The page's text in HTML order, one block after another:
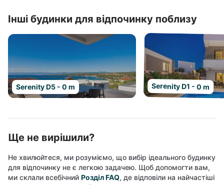
Інші будинки для відпочинку поблизу
Serenity D5 - 0 m Serenity D1 - 0 m
Ще не вирішили?
Не хвилюйтеся, ми розуміємо, що вибір ідеального будинку
для відпочинку не є легкою задачею. Щоб допомогти вам,
ми склали всебічний Розділ FAQ, де відповіли на найчастіші